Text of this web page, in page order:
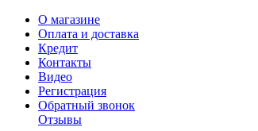
О магазине
Оплата и доставка
Кредит
Контакты
Видео
Регистрация
Обратный звонок
Отзывы